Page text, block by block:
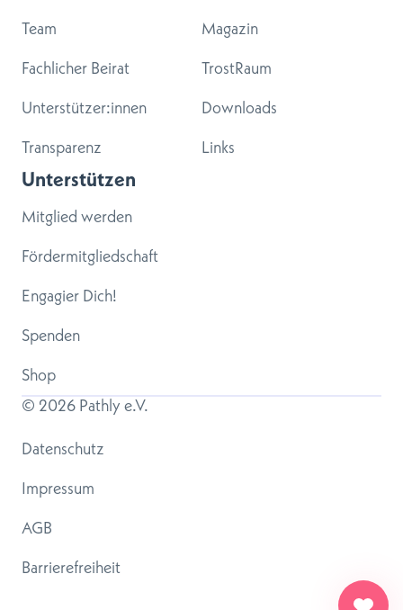
Team
Fachlicher Beirat
Unterstützer:innen
Transparenz
Magazin
TrostRaum
Downloads
Links
Unterstützen
Mitglied werden
Fördermitgliedschaft
Engagier Dich!
Spenden
Shop
© 2026 Pathly e.V.
Datenschutz
Impressum
AGB
Barrierefreiheit